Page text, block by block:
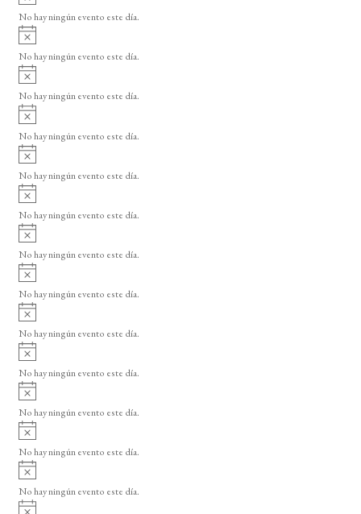
o
v
i
o
No hay ningún evento este día.
A
v
i
o
No hay ningún evento este día.
A
v
i
o
No hay ningún evento este día.
A
v
i
o
No hay ningún evento este día.
A
v
i
o
No hay ningún evento este día.
A
v
i
o
No hay ningún evento este día.
A
v
i
o
No hay ningún evento este día.
A
v
i
o
No hay ningún evento este día.
A
v
i
o
No hay ningún evento este día.
A
v
i
o
No hay ningún evento este día.
A
v
i
o
No hay ningún evento este día.
A
v
i
o
No hay ningún evento este día.
A
v
i
No hay ningún evento este día.
A